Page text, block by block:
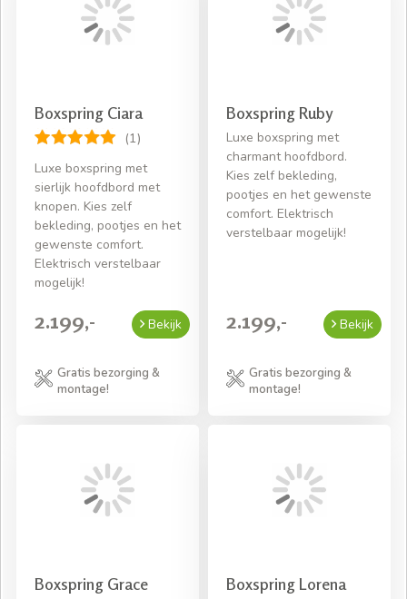
rompslomp!
Boxspring Ciara
(1)
Luxe boxspring met
sierlijk hoofdbord met
knopen. Kies zelf
bekleding, pootjes en het
gewenste comfort.
Elektrisch verstelbaar
mogelijk!
2.199,- Bekijk
Gratis bezorging &
montage!
Boxspring Ruby
Luxe boxspring met
charmant hoofdbord.
Kies zelf bekleding,
pootjes en het gewenste
comfort. Elektrisch
verstelbaar mogelijk!
2.199,- Bekijk
Gratis bezorging &
montage!
Boxspring Grace Boxspring Lorena